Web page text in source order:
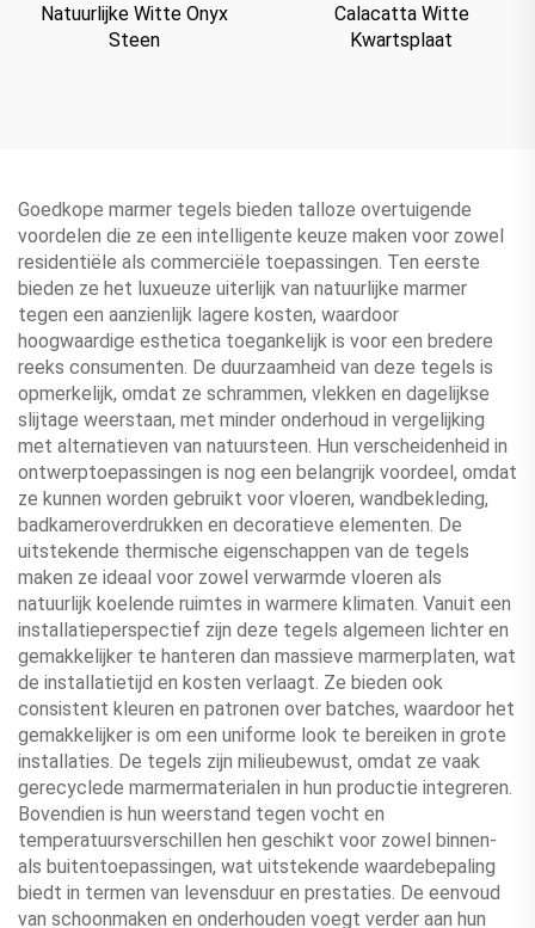
Natuurlijke Witte Onyx
Steen
Calacatta Witte
Kwartsplaat
Goedkope marmer tegels bieden talloze overtuigende
voordelen die ze een intelligente keuze maken voor zowel
residentiële als commerciële toepassingen. Ten eerste
bieden ze het luxueuze uiterlijk van natuurlijke marmer
tegen een aanzienlijk lagere kosten, waardoor
hoogwaardige esthetica toegankelijk is voor een bredere
reeks consumenten. De duurzaamheid van deze tegels is
opmerkelijk, omdat ze schrammen, vlekken en dagelijkse
slijtage weerstaan, met minder onderhoud in vergelijking
met alternatieven van natuursteen. Hun verscheidenheid in
ontwerptoepassingen is nog een belangrijk voordeel, omdat
ze kunnen worden gebruikt voor vloeren, wandbekleding,
badkameroverdrukken en decoratieve elementen. De
uitstekende thermische eigenschappen van de tegels
maken ze ideaal voor zowel verwarmde vloeren als
natuurlijk koelende ruimtes in warmere klimaten. Vanuit een
installatieperspectief zijn deze tegels algemeen lichter en
gemakkelijker te hanteren dan massieve marmerplaten, wat
de installatietijd en kosten verlaagt. Ze bieden ook
consistent kleuren en patronen over batches, waardoor het
gemakkelijker is om een uniforme look te bereiken in grote
installaties. De tegels zijn milieubewust, omdat ze vaak
gerecyclede marmermaterialen in hun productie integreren.
Bovendien is hun weerstand tegen vocht en
temperatuursverschillen hen geschikt voor zowel binnen-
als buitentoepassingen, wat uitstekende waardebepaling
biedt in termen van levensduur en prestaties. De eenvoud
van schoonmaken en onderhouden voegt verder aan hun